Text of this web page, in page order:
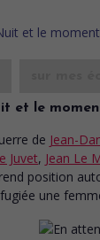
et le
de Jean-
Juvet, Jean Le
position
une